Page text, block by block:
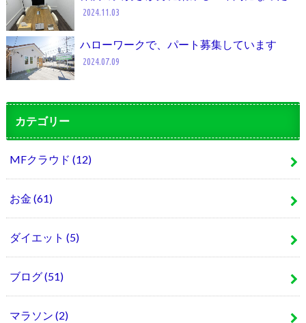
2024.11.03
ハローワークで、パート募集しています
2024.07.09
カテゴリー
MFクラウド (12)
お金 (61)
ダイエット (5)
ブログ(51)
マラソン (2)